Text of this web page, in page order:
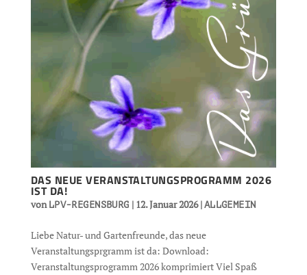
DAS NEUE VERANSTALTUNGSPROGRAMM 2026
IST DA!
von LPV-REGENSBURG | 12. Januar 2026| ALLGEMEIN
Liebe Natur- und Gartenfreunde, das neue
Veranstaltungsprgramm ist da: Download:
Veranstaltungsprogramm 2026 komprimiert Viel Spaß